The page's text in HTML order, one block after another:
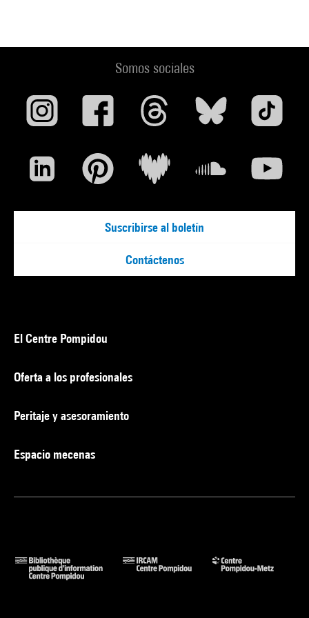
Somos sociales
Suscribirse al boletín
Contáctenos
El Centre Pompidou
Oferta a los profesionales
Peritaje y asesoramiento
Espacio mecenas